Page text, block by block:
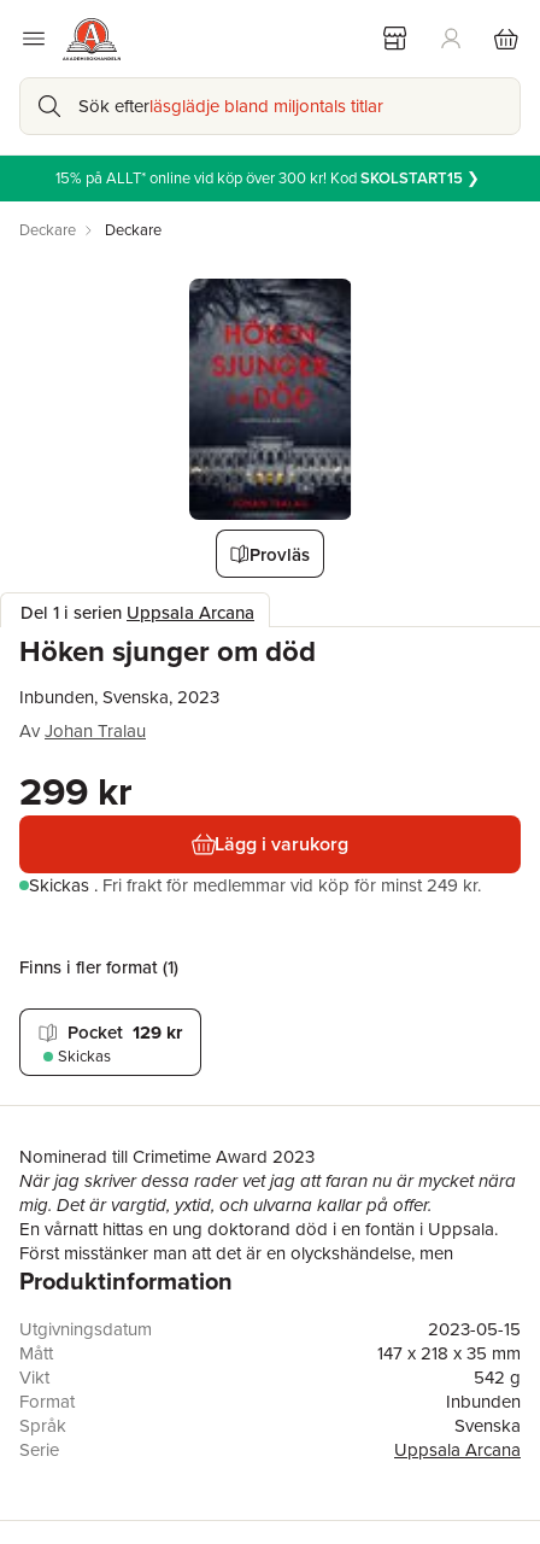
Sök efterläsglädje bland miljontals titlar
15% på ALLT* online vid köp över 300 kr! KodSKOLSTART15 ❯
Deckare Deckare
Provläs
Del 1 i serien Uppsala Arcana
Höken sjunger om död
Inbunden, Svenska, 2023
AvJohan Tralau
299 kr
Lägg i varukorg
Skickas . Fri frakt för medlemmar vid köp för minst 249 kr.
Finns i fler format (1)
Pocket 129 kr
Skickas
Nominerad till Crimetime Award 2023
När jag skriver dessa rader vet jag att faran nu är mycket nära
mig. Det är vargtid, yxtid, och ulvarna kallar på offer.
En vårnatt hittas en ung doktorand död i en fontän i Uppsala.
Först misstänker man att det är en olyckshändelse, men
kriminalinspektör Erika Lönnroth är tveksam.
är den som hittar offret. Han känner väl igen doktoranden Kim
eftersom han är forskare på samma litteraturvetenskapliga
institution. Det visar sig snart att offrets avhandling om 1600-
talsförfattaren och vetenskapsmannen Olof Rudbeck har
betydelse för fallet.
När ytterligare en person på institutionen hittas död står det
spridas om rituella människooffer. Kan det ligga något i Kims
Produktinformation
Utgivningsdatum
2023-05-15
Mått
147 x 218 x 35 mm
Vikt
542 g
Format
Inbunden
Språk
Svenska
Serie
Uppsala Arcana
ISBN
9789189713369